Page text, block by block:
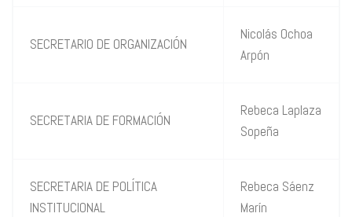
SECRETARIO DE ORGANIZACIÓN
Nicolás Ochoa
Arpón
SECRETARIA DE FORMACIÓN
Rebeca Laplaza
Sopeña
SECRETARIA DE POLÍTICA
INSTITUCIONAL
Rebeca Sáenz
Marín